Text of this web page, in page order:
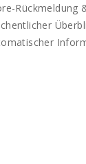
Rückmeldung